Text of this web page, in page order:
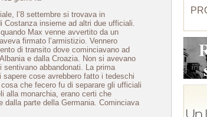
l’8 settembre si trovava in
Costanza insieme ad altri due ufficiali.
Max venne avvertito da un
firmato l’armistizio. Vennero
di transito dove cominciavano ad
e dalla Croazia. Non si avevano
abbandonati. La prima
sapere cose avrebbero fatto i tedeschi
che fecero fu di separare gli ufficiali
alla monarchia, erano certi che
dalla parte della Germania. Cominciava